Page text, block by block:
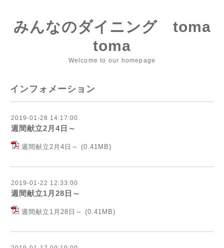
みんなのダイニング toma
toma
Welcome to our homepage
インフォメーション
2019-01-28 14:17:00
週間献立2月4日～
週間献立2月4日～ (0.41MB)
2019-01-22 12:33:00
週間献立1月28日～
週間献立1月28日～ (0.41MB)